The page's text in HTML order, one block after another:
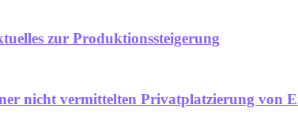
zur Produktionssteigerung
nicht vermittelten Privatplatzierung von